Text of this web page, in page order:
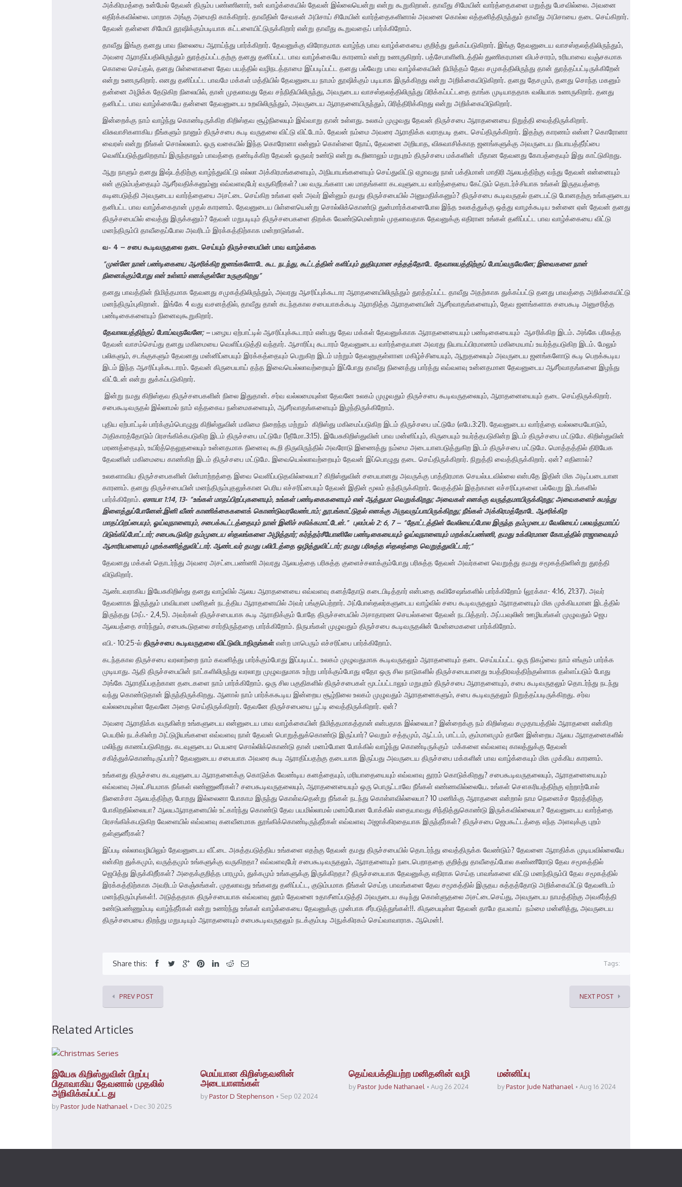
அக்கிரமத்தை உன்மேல் தேவன் திரும்ப பண்ணினார், உன் வாழ்க்கையில் தேவன் இல்லையென்று என்று கூறுகிறான். தாவீது சிமேயின் வார்த்தைகளை மறுத்து பேசவில்லை. அவனை
எதிர்க்கவில்லை. மாறாக அங்கு அமைதி காக்கிறார். தாவீதின் சேவகன் அபிசாய் சிமேயின் வார்த்தைகளினால் அவனை கொல்ல எத்தனித்திருந்தும் தாவீது அபிசாயை தடை செய்கிறார்.
தேவன் தன்னை சிமேயி தூஷிக்கும்படியாக கட்டளையிட்டுருக்கிறார் என்று தாவீது கூறுவதைப் பார்க்கிறோம்.
தாவீது இங்கு தனது பாவ நிலையை ஆராய்ந்து பார்க்கிறார். தேவனுக்கு விரோதமாக வாழ்ந்த பாவ வாழ்க்கையை குறித்து துக்கப்படுகிறார். இங்கு தேவனுடைய வாசஸ்தலத்திலிருந்தும்,
அவரை ஆராதிப்பதிலிருந்தும் துரத்தப்பட்டதற்கு தனது தனிப்பட்ட பாவ வாழ்க்கையே காரணம் என்று உணருகிறார். பத்சேபாளினிடத்தில் துணிகரமான விபச்சாரம், உரியாவை வஞ்சகமாக
கொலை செய்தல், தனது பிள்ளைகளை தேவ பயத்தில் வழிநடத்தாமை இப்படிப்பட்ட தனது பல்வேறு பாவ வாழ்க்கையின் நிமித்தம் தேவ சமுகத்திலிருந்து தான் துரத்தப்பட்டிருக்கிறேன்
என்று உணருகிறார். எனது தனிப்பட்ட பாவமே மக்கள் மத்தியில் தேவனுடைய நாமம் தூஷிக்கும் படியாக இருக்கிறது என்று அறிக்கையிடுகிறார். தனது தேசமும், தனது சொந்த மகனும்
தன்னை அழிக்க தேடுகிற நிலையில், தான் முதலாவது தேவ சந்நிதியிலிருந்து, அவருடைய வாசஸ்தலத்திலிருந்து பிரிக்கப்பட்டதை தாங்க முடியாததாக வலியாக உணருகிறார். தனது
தனிபட்ட பாவ வாழ்க்கையே தன்னை தேவனுடைய உறவிலிருந்தும், அவருடைய ஆராதனையிருந்தும், பிரித்திரிக்கிறது என்று அறிக்கையிடுகிறார்.
இன்றைக்கு நாம் வாழ்ந்து கொண்டிருக்கிற கிறிஸ்தவ சூழ்நிலையும் இவ்வாறு தான் உள்ளது. உலகம் முழுவது தேவன் திருச்சபை ஆராதனையை நிறுத்தி வைத்திருக்கிறார்.
விசுவாசிகளாகிய நீங்களும் நானும் திருச்சபை கூடி வருதலை விட்டு விட்டோம். தேவன் நம்மை அவரை ஆராதிக்க வராதபடி தடை செய்திருக்கிறார். இதற்கு காரணம் என்ன? கொரோனா
வைரஸ் என்று நீங்கள் சொல்லலாம். ஒரு வகையில் இந்த கொரோனா என்னும் கொள்ளை நோய், தேவனை அறியாத, விசுவாசிக்காத ஜனங்களுக்கு அவருடைய நியாயத்தீர்ப்பை
வெளிப்படுத்துகிறதாய் இருந்தாலும் பாவத்தை தண்டிக்கிற தேவன் ஒருவர் உண்டு என்று கூறினாலும் மறுபுறம் திருச்சபை மக்களின் மீதான தேவனது கோபத்தையும் இது காட்டுகிறது.
ஆறு நாளும் தனது இஷ்டத்திற்கு வாழ்ந்துவிட்டு எல்லா அக்கிரமங்களையும், அநியாயங்களையும் செய்துவிட்டு ஏழாவது நாள் பக்திமான் மாதிரி ஆலயத்திற்கு வந்து தேவன் என்னையும்
என் குடும்பத்தையும் ஆசீர்வதிக்கனும்னு எவ்வளவுபேர் வருகிறீர்கள்? பல வருடங்களா பல மாதங்களா கடவுளுடைய வார்த்தையை கேட்டும் தொடர்ச்சியாக உங்கள் இருதயத்தை
கடினபடுத்தி அவருடைய வார்த்தையை அசட்டை செய்கிற உங்கள ஏன் அவர் இன்னும் தமது திருச்சபையில் அனுமதிக்கனும்? திருச்சபை கூடிவருதல் தடைபட்டு போனதற்கு உங்களுடைய
தனிபட்ட பாவ வாழ்க்கைதான் முதல் காரணம். தேவனுடைய பிள்ளையென்று சொல்லிக்கொண்டு துன்மார்க்கனைபோல இந்த உலகத்துக்கு ஒத்து வாழக்கூடிய உன்னை ஏன் தேவன் தனது
திருச்சபையில் வைத்து இருக்கனும்? தேவன் மறுபடியும் திருச்சபைகளை திறக்க வேண்டுமென்றால் முதலாவதாக தேவனுக்கு எதிரான உங்கள் தனிப்பட்ட பாவ வாழ்க்கையை விட்டு
மனந்திரும்பி தாவீதைப்போல அவரிடம் இரக்கத்திற்காக மன்றாடுங்கள்.
வ- 4 – சபை கூடிவருதலை தடை செய்யும் திருச்சபையின் பாவ வாழ்க்கை
“முன்னே நான் பண்டிகையை ஆசரிக்கிற ஜனங்களோடே கூட நடந்து, கூட்டத்தின் களிப்பும் துதியுமான சத்தத்தோடே தேவாலயத்திற்குப் போய்வருவேனே;இவைகளை நான்
நினைக்கும்போது என் உள்ளம் எனக்குள்ளே உருகுகிறது”
தனது பாவத்தின் நிமித்தமாக தேவனது சமுகத்திலிருந்தும், அவரது ஆசரிப்புக்கூடார ஆராதனையிலிருந்தும் துரத்தப்பட்ட தாவீது அதற்காக துக்கப்பட்டு தனது பாவத்தை அறிக்கையிட்டு
மனந்திரும்புகிறான். இங்கே 4 வது வசனத்தில், தாவீது தான் கடந்தகால சபையாகக்கூடி ஆராதித்த ஆராதனையின் ஆசீர்வாதங்களையும், தேவ ஜனங்களாக சபைகூடி அனுசரித்த
பண்டிகைகளையும் நினைவுகூறுகிறார்.
தேவாலயத்திற்குப் போய்வருவேனே;– பழைய ஏற்பாட்டில் ஆசரிப்புக்கூடாரம் என்பது தேவ மக்கள் தேவனுக்காக ஆராதனையையும் பண்டிகையையும் ஆசரிக்கிற இடம். அங்கே பரிசுத்த
தேவன் வாசம்செய்து தனது மகிமையை வெளிப்படுத்தி வந்தார். ஆசாரிப்பு கூடாரம் தேவனுடைய வார்த்தையான அவரது நியாயப்பிரமாணம் மகிமையாய் உயர்த்தபடுகிற இடம். மேலும்
பலிகளும், சடங்குகளும் தேவனது மன்னிப்பையும் இரக்கத்தையும் பெறுகிற இடம் மற்றும் தேவனுகுள்ளான மகிழ்ச்சியையும், ஆறுதலையும் அவருடைய ஜனங்களோடு கூடி பெறக்கூடிய
இடம் இந்த ஆசரிப்புக்கூடாரம். தேவன் கிருபையாய் தந்த இவையெல்லாவற்றையும் இப்போது தாவீது நினைத்து பார்த்து எவ்வளவு உன்னதமான தேவனுடைய ஆசீர்வாதங்களை இழந்து
விட்டேன் என்று துக்கப்படுகிறார்.
இன்று நமது கிறிஸ்தவ திருச்சபைகளின் நிலை இதுதான். சர்வ வல்லமையுள்ள தேவனே உலகம் முழுவதும் திருச்சபை கூடிவருதலையும், ஆராதனையையும் தடை செய்திருக்கிறார்.
சபைகூடிவருதல் இல்லாமல் நாம் எத்தகைய நன்மைகளையும், ஆசீர்வாதங்களையும் இழந்திருக்கிறோம்.
புதிய ஏற்பாட்டில் பார்க்கும்பொழுது கிறிஸ்துவின் மகிமை நிறைந்த மற்றும் கிறிஸ்து மகிமைப்படுகிற இடம் திருச்சபை மட்டுமே (எபே.3:21). தேவனுடைய வார்த்தை வல்லமையோடும்,
அதிகாரத்தோடும் பிரசங்கிக்கபடுகிற இடம் திருச்சபை மட்டுமே (1தீமோ.3:15). இயேசுகிறிஸ்துவின் பாவ மன்னிப்பும், கிருபையும் உயர்த்தபடுகின்ற இடம் திருச்சபை மட்டுமே. கிறிஸ்துவின்
மரணத்தையும், உயிர்த்தெலுதலையும் உன்னதமாக நினைவு கூறி திருவிருந்தில் அவரோடு இணைத்து நம்மை அடையாளபடுத்துகிற இடம் திருச்சபை மட்டுமே. மொத்தத்தில் திரியேக
தேவனின் மகிமையை காண்கிற இடம் திருச்சபை மட்டுமே. இவையெல்லாவற்றையும் தேவன் இப்பொழுது தடை செய்திருக்கிறார். நிறுத்தி வைத்திருக்கிறார். ஏன்? எதினால்?
உலகளாவிய திருச்சபைகளின் பின்மாற்றத்தை இவை வெளிப்படுதவில்லையா? கிறிஸ்துவின் சபையானது அவருக்கு பாத்திரமாக செயல்படவில்லை என்பதே இதின் மிக அடிப்படையான
காரணம். தனது திருச்சபையின் மனந்திரும்புதலுக்கான பெரிய எச்சரிப்பையும் தேவன் இதின் மூலம் தந்திருக்கிறார். வேதத்தில் இதற்கான எச்சரிப்புகளை பல்வேறு இடங்களில்
பார்க்கிறோம். ஏசாயா 1:14, 13- “உங்கள் மாதப்பிறப்புகளையும், உங்கள் பண்டிகைகளையும் என் ஆத்துமா வெறுக்கிறது;அவைகள் எனக்கு வருத்தமாயிருக்கிறது;அவைகளைச் சுமந்து
இளைத்துப்போனேன்.இனி வீண் காணிக்கைகளைக் கொண்டுவரவேண்டாம்;தூபங்காட்டுதல் எனக்கு அருவருப்பாயிருக்கிறது;நீங்கள் அக்கிரமத்தோடே ஆசரிக்கிற
மாதப்பிறப்பையும், ஓய்வுநாளையும், சபைக்கூட்டத்தையும் நான் இனிச் சகிக்கமாட்டேன்.” புலம்பல் 2: 6, 7 – “தோட்டத்தின் வேலியைப்போல இருந்த தம்முடைய வேலியைப் பலவந்தமாய்ப்
பிடுங்கிப்போட்டார்;சபைகூடுகிற தம்முடைய ஸ்தலங்களை அழித்தார்;கர்த்தர்சீயோனிலே பண்டிகையையும் ஓய்வுநாளையும் மறக்கப்பண்ணி, தமது உக்கிரமான கோபத்தில் ராஜாவையும்
ஆசாரியனையும் புறக்கணித்துவிட்டார். ஆண்டவர் தமது பலிபீடத்தை ஒழித்துவிட்டார்;தமது பரிசுத்த ஸ்தலத்தை வெறுத்துவிட்டார்;”
தேவனது மக்கள் தொடர்ந்து அவரை அசட்டைபண்ணி அவரது ஆலயத்தை பரிசுத்த குளைச்சலாக்கும்போது பரிசுத்த தேவன் அவர்களை வெறுத்து தமது சமூகத்தினின்று துரத்தி
விடுகிறார்.
ஆண்டவராகிய இயேசுகிறிஸ்து தனது வாழ்வில் ஆலய ஆராதனையை எவ்வளவு கனத்தோடு கடைபிடித்தார் என்பதை சுவிசேஷங்களில் பார்க்கிறோம் (லூக்கா- 4:16, 21:37). அவர்
தேவனாக இருந்தும் பாவியான மனிதன் நடத்திய ஆராதனையில் அவர் பங்குபெற்றார். அப்போஸ்தலர்களுடைய வாழ்வில் சபை கூடிவருதலும் ஆராதனையும் மிக முக்கியமான இடத்தில்
இருந்தது (அப்.- 2,4,5). அவர்கள் திருச்சபையாக கூடி ஆராதிக்கும் போதே திருச்சபையில் அசாதாரண செயல்களை தேவன் நடபித்தார். அப்.பவுலின் ஊழியங்கள் முழுவதும் ஜெப
ஆலயத்தை சார்ந்தும், சபைகூடுதலை சார்திருந்ததை பார்க்கிறோம். நிருபங்கள் முழுவதும் திருச்சபை கூடிவருதலின் மேன்மைகளை பார்க்கிறோம்.
எபி.- 10:25-ல் திருச்சபை கூடிவருதலை விட்டுவிடாதிருங்கள்என்ற மாபெரும் எச்சரிப்பை பார்க்கிறோம்.
கடந்தகால திருச்சபை வரலாற்றை நாம் கவனித்து பார்க்கும்போது இப்படிபட்ட உலகம் முழுவதுமாக கூடிவருதலும் ஆராதனையும் தடை செய்யப்பட்ட ஒரு நிகழ்வை நாம் எங்கும் பார்க்க
முடியாது. ஆதி திருச்சபையின் நாட்களிலிருந்து வரலாறு முழுவதுமாக உற்று பார்க்கும்போது ஏதோ ஒரு சில நாடுகளில் திருச்சபையானது உபத்திரவத்திற்குள்ளாக தள்ளப்படும் போது
அங்கே ஆராதிப்பதற்கான தடைகளை நாம் பார்க்கிறோம். ஒரு சில பகுதிகளில் திருச்சபைகள் மூடப்பட்டாலும் மறுபுறம் திருச்சபை ஆராதனையும், சபை கூடிவருதலும் தொடர்ந்து நடந்து
வந்து கொண்டுதான் இருந்திருக்கிறது. ஆனால் நாம் பார்க்ககூடிய இன்றைய சூழ்நிலை உலகம் முழுவதும் ஆராதனைகளும், சபை கூடிவருதலும் நிறுத்தப்படிருக்கிறது. சர்வ
வல்லமையுள்ள தேவனே அதை செய்திருக்கிறார். தேவனே திருச்சபையை பூட்டி வைத்திருக்கிறார். ஏன்?
அவரை ஆராதிக்க வருகின்ற உங்களுடைய என்னுடைய பாவ வாழ்க்கையின் நிமித்தமாகத்தான் என்பதாக இல்லையா? இன்றைக்கு நம் கிறிஸ்தவ சமுதாயத்தில் ஆராதனை என்கிற
பெயரில் நடக்கின்ற அட்டுழியங்களை எவ்வளவு நாள் தேவன் பொறுத்துக்கொண்டு இருப்பார்? வெறும் சத்தமும், ஆட்டம், பாட்டம், கும்மாளமும் தானே இன்றைய ஆலய ஆராதனைகளில்
மலிந்து காணப்படுகிறது. கடவுளுடைய பெயரை சொல்லிக்கொண்டு தான் மனம்போன போக்கில் வாழ்ந்து கொண்டிருக்கும் மக்களை எவ்வளவு காலத்துக்கு தேவன்
சகித்துக்கொண்டிருப்பார்? தேவனுடைய சபையாக அவரை கூடி ஆராதிப்பதற்கு தடையாக இருப்பது அவருடைய திருச்சபை மக்களின் பாவ வாழ்க்கையும் மிக முக்கிய காரணம்.
உங்களது திருச்சபை கடவுளுடைய ஆராதனைக்கு கொடுக்க வேண்டிய கனத்தையும், மரியாதையையும் எவ்வளவு தூரம் கொடுக்கிறது? சபைகூடிவருதலையும், ஆராதனையையும்
எவ்வளவு அலட்சியமாக நீங்கள் எண்ணுனீர்கள்? சபைகூடிவருதலையும், ஆராதனையையும் ஒரு பொருட்டாவே நீங்கள் எண்ணவில்லையே. உங்கள் சௌகரியத்திற்கு ஏற்றாற்போல்
நினைச்சா ஆலயத்திற்கு போறது இல்லைனா போகாம இருந்து கொள்வதென்று நீங்கள் நடந்து கொள்ளவில்லையா? 10 மணிக்கு ஆராதனை என்றால் நாம நெனைச்ச நேரத்திற்கு
போகிறதில்லையா? ஆலயஆராதனையில் உட்கார்ந்து கொண்டு தேவ பயமில்லாமல் மனம்போன போக்கில் எதையாவது சிந்தித்துகொண்டு இருக்கவில்லையா? தேவனுடைய வார்த்தை
பிரசங்கிக்கபடுகிற வேளையில் எவ்வளவு கனவீனமாக தூங்கிக்கொண்டிருந்தீர்கள் எவ்வளவு அஜாக்கிரதையாக இருந்தீர்கள்? திருச்சபை ஜெபகூட்டத்தை எந்த அளவுக்கு புறம்
தள்ளுனீர்கள்?
இப்படி எல்லாவழியிலும் தேவனுடைய வீட்டை அசுத்தபடுத்திய உங்களை எதற்கு தேவன் தமது திருச்சபையில் தொடர்ந்து வைத்திருக்க வேண்டும்? தேவனை ஆராதிக்க முடியவில்லையே
என்கிற துக்கமும், வருத்தமும் உங்களுக்கு வருகிறதா? எவ்வளவுபேர் சபைகூடிவருதலும், ஆராதனையும் நடைபெறாததை குறித்து தாவீதைப்போல கண்ணீரோடு தேவ சமூகத்தில்
ஜெபித்து இருக்கிறீர்கள்? அதைக்குறித்த பாரமும், துக்கமும் உங்களுக்கு இருக்கிறதா? திருச்சபையாக தேவனுக்கு எதிராக செய்த பாவங்களை விட்டு மனந்திரும்பி தேவ சமூகத்தில்
இரக்கத்திற்காக அவரிடம் கெஞ்சுங்கள். முதலாவது உங்களது தனிப்பட்ட, குடும்பமாக நீங்கள் செய்த பாவங்களை தேவ சமூகத்தில் இருதய சுத்தத்தோடு அறிக்கையிட்டு தேவனிடம்
மனந்திரும்புங்கள்!. அடுத்ததாக திருச்சபையாக எவ்வளவு துரம் தேவனை உதாசீனப்படுத்தி அவருடைய கடிந்து கொள்ளுதலை அசட்டைசெய்து, அவருடைய நாமத்திற்கு அவகீர்த்தி
உண்டுபண்ணும்படி வாழ்ந்தீர்கள் என்று உணர்ந்து உங்கள் வாழ்க்கையை தேவனுக்கு முன்பாக சீர்படுத்துங்கள்!!. கிருபையுள்ள தேவன் தாமே தயவாய் நம்மை மன்னித்து, அவருடைய
திருச்சபையை திறந்து மறுபடியும் ஆராதனையும் சபைகூடிவருதலும் நடக்கும்படி அநுக்கிரகம் செய்வாவாராக. ஆமென்!.
Share this: Tags:
PREV POST NEXT POST
Related Articles
இயேசு கிறிஸ்துவின் பிறப்பு
பிதாவாகிய தேவனால் முதலில்
அறிவிக்கப்பட்டது
byPastor Jude Nathanael Dec 30 2025
மெய்யான கிறிஸ்தவனின்
அடையாளங்கள்
byPastor D Stephenson Sep 02 2024
தெய்வபக்தியற்ற மனிதனின் வழி
byPastor Jude Nathanael Aug 26 2024
மன்னிப்பு
byPastor Jude Nathanael Aug 16 2024